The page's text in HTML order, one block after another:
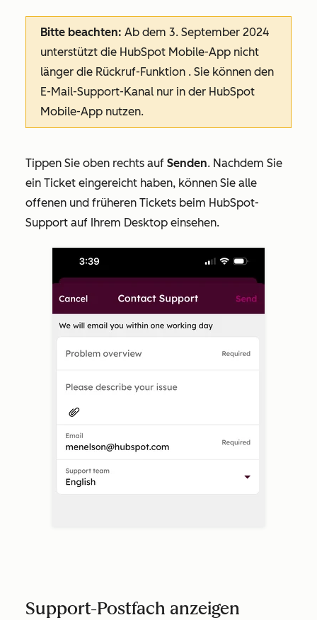
Bitte beachten: Ab dem 3. September 2024
unterstützt die HubSpot Mobile-App nicht
länger die Rückruf-Funktion . Sie können den
E-Mail-Support-Kanal nur in der HubSpot
Mobile-App nutzen.
Tippen Sie oben rechts auf Senden. Nachdem Sie
ein Ticket eingereicht haben, können Sie alle
offenen und früheren Tickets beim HubSpot-
Support auf Ihrem Desktop einsehen.
Support-Postfach anzeigen